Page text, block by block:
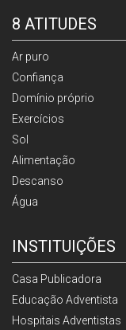
8 ATITUDES
Ar puro
Confiança
Domínio próprio
Exercícios
Sol
Alimentação
Descanso
Água
INSTITUIÇÕES
Casa Publicadora
Educação Adventista
Hospitais Adventistas